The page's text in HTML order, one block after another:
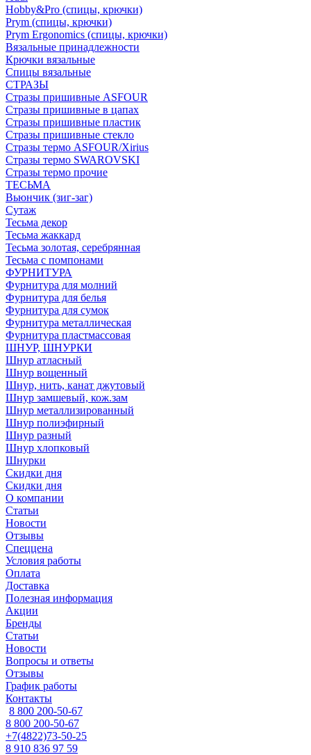
Hobby&Pro (спицы, крючки)
Prym (спицы, крючки)
Prym Ergonomics (спицы, крючки)
Вязальные принадлежности
Крючки вязальные
Спицы вязальные
СТРАЗЫ
Стразы пришивные ASFOUR
Стразы пришивные в цапах
Стразы пришивные пластик
Стразы пришивные стекло
Стразы термо ASFOUR/Xirius
Стразы термо SWAROVSKI
Стразы термо прочие
ТЕСЬМА
Вьюнчик (зиг-заг)
Сутаж
Тесьма декор
Тесьма жаккард
Тесьма золотая, серебрянная
Тесьма с помпонами
ФУРНИТУРА
Фурнитура для молний
Фурнитура для белья
Фурнитура для сумок
Фурнитура металлическая
Фурнитура пластмассовая
ШНУР, ШНУРКИ
Шнур атласный
Шнур вощенный
Шнур, нить, канат джутовый
Шнур замшевый, кож.зам
Шнур металлизированный
Шнур полиэфирный
Шнур разный
Шнур хлопковый
Шнурки
Скидки дня
Скидки дня
О компании
Статьи
Новости
Отзывы
Спеццена
Условия работы
Оплата
Доставка
Полезная информация
Акции
Бренды
Статьи
Новости
Вопросы и ответы
Отзывы
График работы
Контакты
8 800 200-50-67
8 800 200-50-67
+7(4822)73-50-25
8 910 836 97 59